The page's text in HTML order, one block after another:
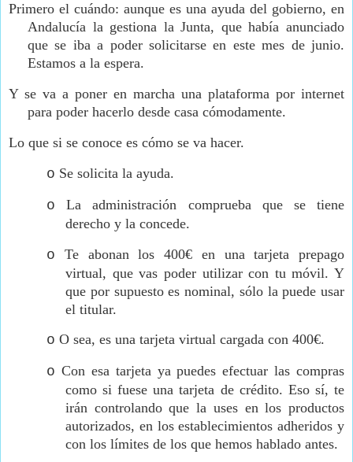
Primero el cuándo: aunque es una ayuda del gobierno, en
Andalucía la gestiona la Junta, que había anunciado
que se iba a poder solicitarse en este mes de junio.
Estamos a la espera.
Y se va a poner en marcha una plataforma por internet
para poder hacerlo desde casa cómodamente.
Lo que si se conoce es cómo se va hacer.
o Se solicita la ayuda.
o
La administración comprueba que se tiene
derecho y la concede.
o
Te abonan los 400€ en una tarjeta prepago
virtual, que vas poder utilizar con tu móvil. Y
que por supuesto es nominal, sólo la puede usar
el titular.
o O sea, es una tarjeta virtual cargada con 400€.
o Con esa tarjeta ya puedes efectuar las compras
como si fuese una tarjeta de crédito. Eso sí, te
irán controlando que la uses en los productos
autorizados, en los establecimientos adheridos y
con los límites de los que hemos hablado antes.